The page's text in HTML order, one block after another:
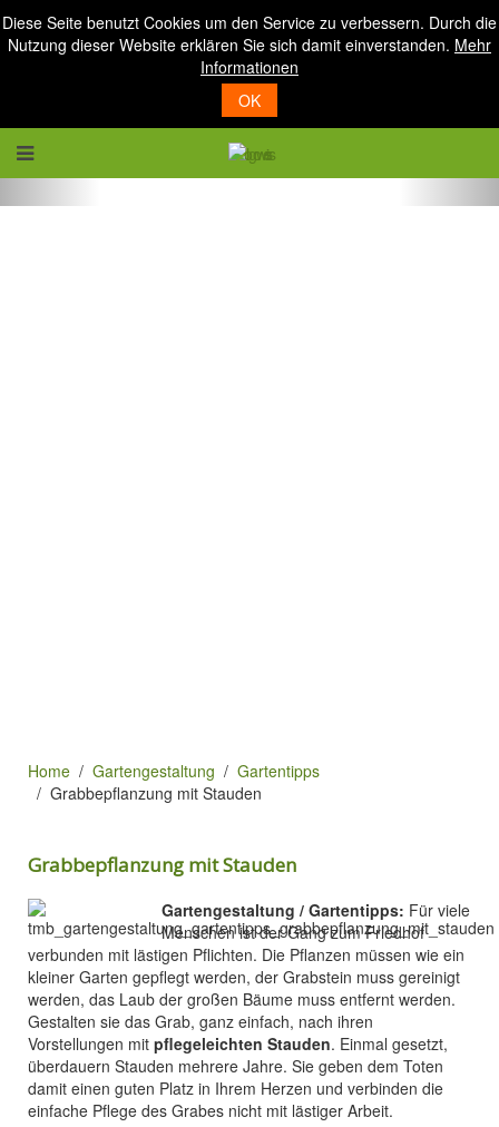
Diese Seite benutzt Cookies um den Service zu verbessern. Durch die
Nutzung dieser Website erklären Sie sich damit einverstanden. Mehr
Informationen
OK
Home Gartengestaltung
Gartentipps
Grabbepflanzung mit Stauden
Grabbepflanzung mit Stauden
Gartengestaltung / Gartentipps: Für viele
Menschen ist der Gang zum Friedhof
verbunden mit lästigen Pflichten. Die Pflanzen müssen wie ein
kleiner Garten gepflegt werden, der Grabstein muss gereinigt
werden, das Laub der großen Bäume muss entfernt werden.
Gestalten sie das Grab, ganz einfach, nach ihren
Vorstellungen mit pflegeleichten Stauden. Einmal gesetzt,
überdauern Stauden mehrere Jahre. Sie geben dem Toten
damit einen guten Platz in Ihrem Herzen und verbinden die
einfache Pflege des Grabes nicht mit lästiger Arbeit.